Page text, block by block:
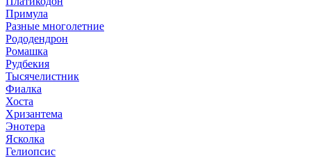
Примула
Разные многолетние
Рододендрон
Ромашка
Рудбекия
Тысячелистник
Фиалка
Хоста
Хризантема
Энотера
Ясколка
Гелиопсис